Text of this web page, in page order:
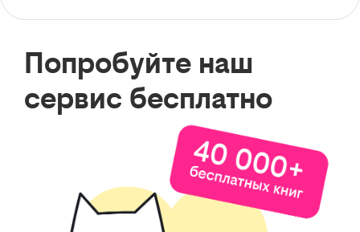
Попробуйте наш
сервис бесплатно